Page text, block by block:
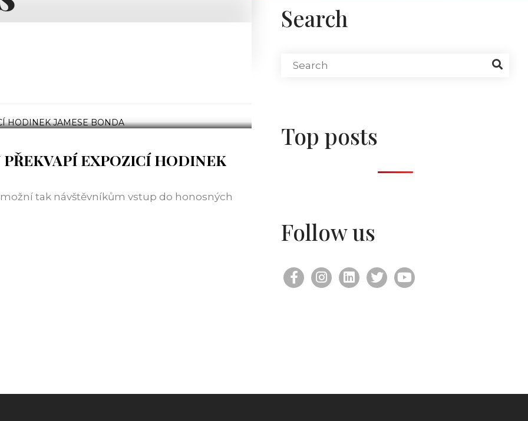
PŘEKVAPÍ EXPOZICÍ HODINEK
tak návštěvníkům vstup do honosných
Search
Top posts
Follow us